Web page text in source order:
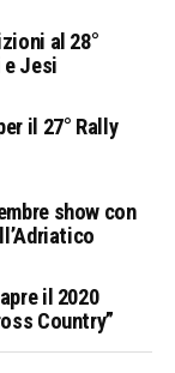
al 28°
e Jesi
il 27° Rally
show con
il 2020
Country”